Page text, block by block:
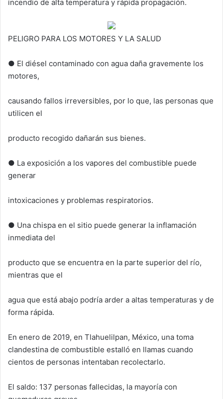
incendio de alta temperatura y rápida propagación.
PELIGRO PARA LOS MOTORES Y LA SALUD
● El diésel contaminado con agua daña gravemente los
motores,
causando fallos irreversibles, por lo que, las personas que
utilicen el
producto recogido dañarán sus bienes.
● La exposición a los vapores del combustible puede
generar
intoxicaciones y problemas respiratorios.
● Una chispa en el sitio puede generar la inflamación
inmediata del
producto que se encuentra en la parte superior del río,
mientras que el
agua que está abajo podría arder a altas temperaturas y de
forma rápida.
En enero de 2019, en Tlahuelilpan, México, una toma
clandestina de combustible estalló en llamas cuando
cientos de personas intentaban recolectarlo.
El saldo: 137 personas fallecidas, la mayoría con